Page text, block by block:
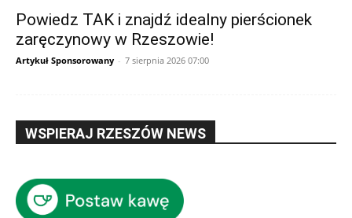
Powiedz TAK i znajdź idealny pierścionek
zaręczynowy w Rzeszowie!
Artykuł Sponsorowany - 7 sierpnia 2026 07:00
WSPIERAJ RZESZÓW NEWS